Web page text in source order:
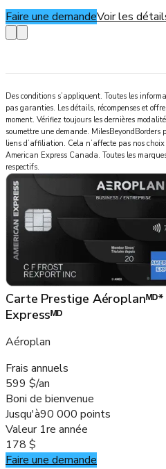
Faire une demandeVoir les
Des conditions s’appliquent. Toutes les
pas garanties. Les détails, récompenses et
moment. Vérifiez toujours les dernières
soumettre une demande. MilesBeyondBorders
liens d’affiliation. Cela n’affecte pas nos
American Express Canada. Toutes les
respectifs.
Carte Prestige
Expressᴹᴰ
Aéroplan
Frais annuels
599 $/an
Boni de bienvenue
Jusqu'à90 000 points
Valeur 1re année
178 $
Faire une demande